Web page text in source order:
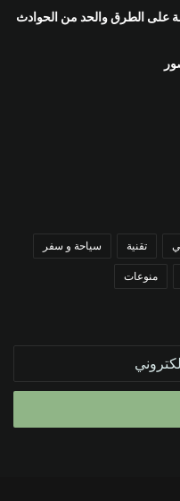
على الطرق والحد من الحوادث
تقنية سياحة و سفر
منوعات